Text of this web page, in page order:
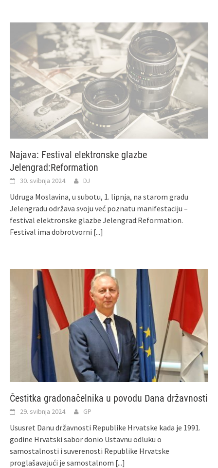
Najava: Festival elektronske glazbe
Jelengrad:Reformation
30. svibnja 2024. DJ
Udruga Moslavina, u subotu, 1. lipnja, na starom gradu
Jelengradu održava svoju već poznatu manifestaciju –
festival elektronske glazbe Jelengrad:Reformation.
Festival ima dobrotvorni [...]
Čestitka gradonačelnika u povodu Dana državnosti
29. svibnja 2024. GP
Ususret Danu državnosti Republike Hrvatske kada je 1991.
godine Hrvatski sabor donio Ustavnu odluku o
samostalnosti i suverenosti Republike Hrvatske
proglašavajući je samostalnom [...]